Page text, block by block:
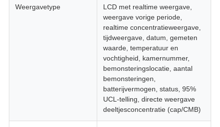
Weergavetype
LCD met realtime weergave,
weergave vorige periode,
realtime concentratieweergave,
tijdweergave, datum, gemeten
waarde, temperatuur en
vochtigheid, kamernummer,
bemonsteringslocatie, aantal
bemonsteringen,
batterijvermogen, status, 95%
UCL-telling, directe weergave
deeltjesconcentratie (cap/CMB)